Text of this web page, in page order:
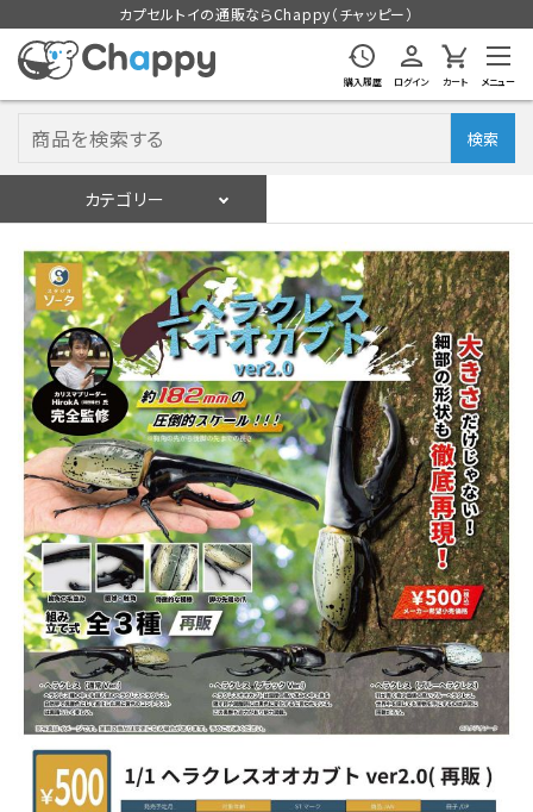
カプセルトイの通販ならChappy（チャッピー）
購入履歴 ログイン カート メニュー
検索
カテゴリー
ログイン 会員登録
入荷スケジュールをチェック
カプセルトイマシン本体
カプセルトイ
販促用空カプセル
レンタル
景品・玩具・文具
販促用カプセルトイ